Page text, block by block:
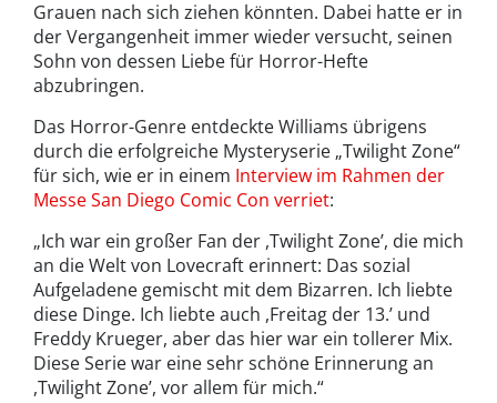
Grauen nach sich ziehen könnten. Dabei hatte er in
der Vergangenheit immer wieder versucht, seinen
Sohn von dessen Liebe für Horror-Hefte
abzubringen.
Das Horror-Genre entdeckte Williams übrigens
durch die erfolgreiche Mysteryserie „Twilight Zone“
für sich, wie er in einem Interview im Rahmen der
Messe San Diego Comic Con verriet:
„Ich war ein großer Fan der ,Twilight Zone’, die mich
an die Welt von Lovecraft erinnert: Das sozial
Aufgeladene gemischt mit dem Bizarren. Ich liebte
diese Dinge. Ich liebte auch ,Freitag der 13.’ und
Freddy Krueger, aber das hier war ein tollerer Mix.
Diese Serie war eine sehr schöne Erinnerung an
,Twilight Zone’, vor allem für mich.“